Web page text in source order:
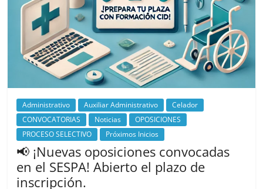
Administrativo Auxiliar Administrativo
Celador
CONVOCATORIAS
Noticias
OPOSICIONES
PROCESO SELECTIVO
Próximos Inicios
📢 ¡Nuevas oposiciones convocadas
en el SESPA! Abierto el plazo de
inscripción.